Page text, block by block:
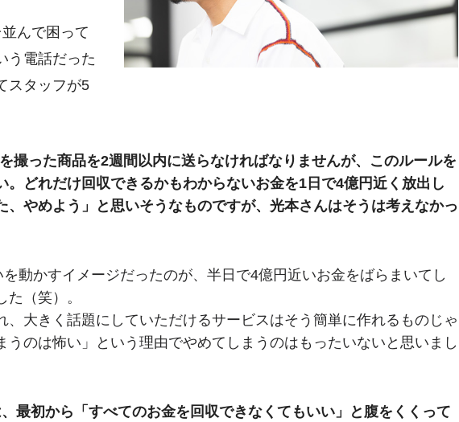
んで困って
う電話だった
スタッフが5
撮った商品を2週間以内に送らなければなりませんが、このルールを
どれだけ回収できるかもわからないお金を1日で4億円近く放出し
、やめよう」と思いそうなものですが、光本さんはそうは考えなかっ
動かすイメージだったのが、半日で4億円近いお金をばらまいてし
（笑）。
、大きく話題にしていただけるサービスはそう簡単に作れるものじゃ
のは怖い」という理由でやめてしまうのはもったいないと思いまし
最初から「すべてのお金を回収できなくてもいい」と腹をくくって